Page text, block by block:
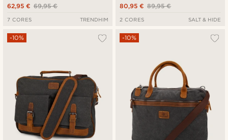
69,95 €
62,95 €
7 CORES TRENDHIM
89,95 €
80,95 €
2 CORES SALT & HIDE
-10% -10%